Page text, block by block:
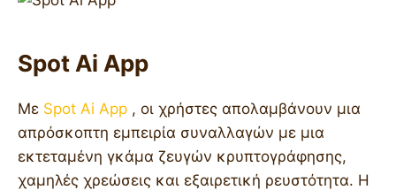
Spot Ai App
Με Spot Ai App , οι χρήστες απολαμβάνουν μια
απρόσκοπτη εμπειρία συναλλαγών με μια
εκτεταμένη γκάμα ζευγών κρυπτογράφησης,
χαμηλές χρεώσεις και εξαιρετική ρευστότητα. Η